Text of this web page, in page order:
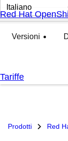
Cambia
lingua
Red Hat
Versioni
Tariffe
Prodotti Red